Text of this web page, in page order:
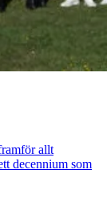
allt
decennium som